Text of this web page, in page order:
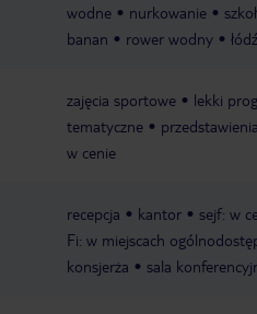
wodne
nurkowanie
banan
rower wodny
zajęcia sportowe lekki
tematyczne
przedstawienia
w cenie
recepcja kantor sejf: w
Fi: w miejscach
konsjerża
sala